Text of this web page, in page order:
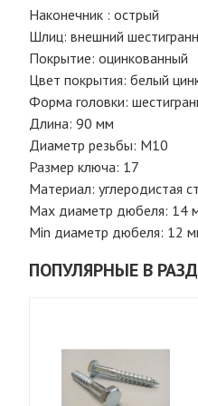
Наконечник : острый
Шлиц: внешний
Покрытие: оцинкованный
Цвет покрытия: белый
Форма головки:
Длина: 90 мм
Диаметр резьбы: М10
Размер ключа: 17
Материал: углеродистая
Мах диаметр дюбеля: 14
Мin диаметр дюбеля: 12
ПОПУЛЯРНЫЕ В